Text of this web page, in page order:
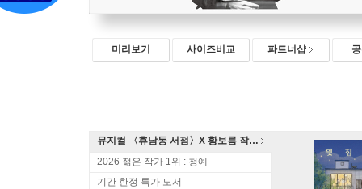
미리보기 사이즈비교 파트너샵
뮤지컬 〈휴남동 서점〉X 황보름 작가 북토크
2026 젊은 작가 1위 : 청예
기간 한정 특가 도서